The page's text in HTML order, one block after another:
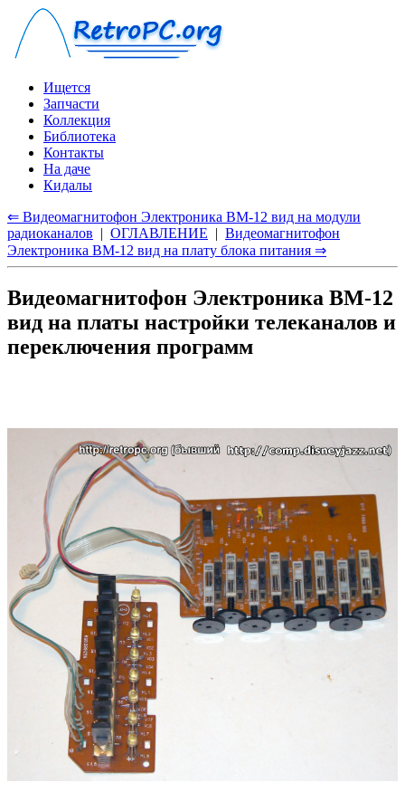
Ищется
Запчасти
Коллекция
Библиотека
Контакты
На даче
Кидалы
⇐ Видеомагнитофон Электроника ВМ-12 вид на модули
радиоканалов | ОГЛАВЛЕНИЕ | Видеомагнитофон
Электроника ВМ-12 вид на плату блока питания ⇒
Видеомагнитофон Электроника ВМ-12
вид на платы настройки телеканалов и
переключения программ